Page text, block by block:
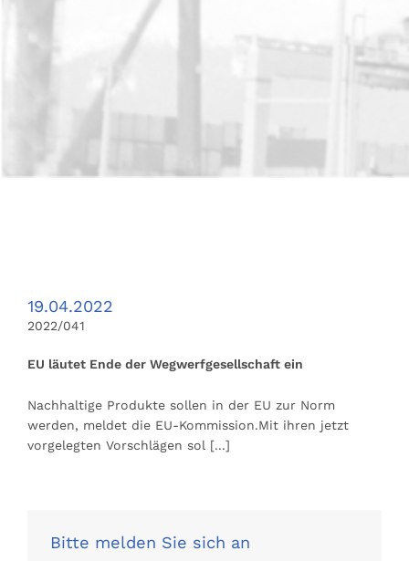
19.04.2022
2022/041
EU läutet Ende der Wegwerfgesellschaft ein
Nachhaltige Produkte sollen in der EU zur Norm
werden, meldet die EU-Kommission.Mit ihren jetzt
vorgelegten Vorschlägen sol [...]
Bitte melden Sie sich an